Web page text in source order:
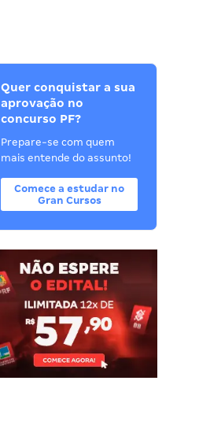
Quer conquistar a sua
aprovação no
concurso PF?
Prepare-se com quem
mais entende do assunto!
Comece a estudar no
Gran Cursos